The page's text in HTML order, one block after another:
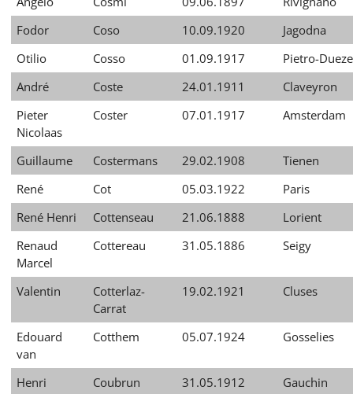
Fodor
Coso 10.09.1920
Jagodna
Otilio
Cosso 01.09.1917
Pietro-
André
Coste 24.01.1911
Claveyron
Pieter
Nicolaas
Coster 07.01.1917 Amsterdam
Guillaume Costermans 29.02.1908
Tienen
René
Cot 05.03.1922
Paris
René Henri
Cottenseau 21.06.1888
Lorient
Renaud
Marcel
Cottereau 31.05.1886 Seigy
Valentin
Cotterlaz-
Carrat
19.02.1921 Cluses
Edouard
van
Cotthem 05.07.1924 Gosselies
Henri Coubrun 31.05.1912
Gauchin